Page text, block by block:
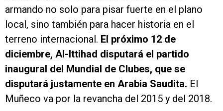
armando no solo para pisar fuerte en el plano
local, sino también para hacer historia en el
terreno internacional. El próximo 12 de
diciembre, Al-Ittihad disputará el partido
inaugural del Mundial de Clubes, que se
disputará justamente en Arabia Saudita. El
Muñeco va por la revancha del 2015 y del 2018.